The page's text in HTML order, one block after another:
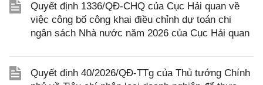
Quyết định 1336/QĐ-CHQ của Cục Hải quan về
việc công bố công khai điều chỉnh dự toán chi
ngân sách Nhà nước năm 2026 của Cục Hải quan
Quyết định 40/2026/QĐ-TTg của Thủ tướng Chính